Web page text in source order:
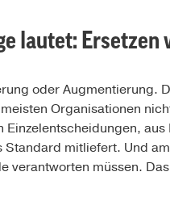
lautet:
oder Augmentierung.
Organisationen
Einzelentscheidungen,
Standard mitliefert. Und
verantworten müssen.